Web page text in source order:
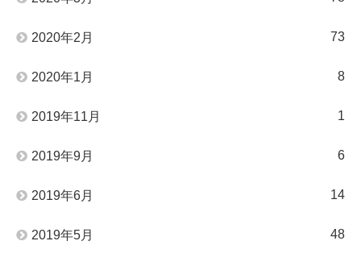
2020年2月 73
2020年1月 8
2019年11月 1
2019年9月 6
2019年6月 14
2019年5月 48